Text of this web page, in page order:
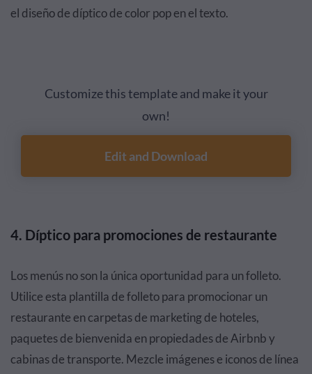
el diseño de díptico de color pop en el texto.
Customize this template and make it your
own!
Edit and Download
4. Díptico para promociones de restaurante
Los menús no son la única oportunidad para un folleto.
Utilice esta plantilla de folleto para promocionar un
restaurante en carpetas de marketing de hoteles,
paquetes de bienvenida en propiedades de Airbnb y
cabinas de transporte. Mezcle imágenes e iconos de línea